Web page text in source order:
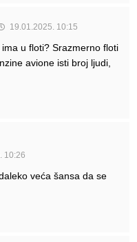
19.01.2025. 10:15
u floti? Srazmerno floti
avione isti broj ljudi,
10:26
veća šansa da se